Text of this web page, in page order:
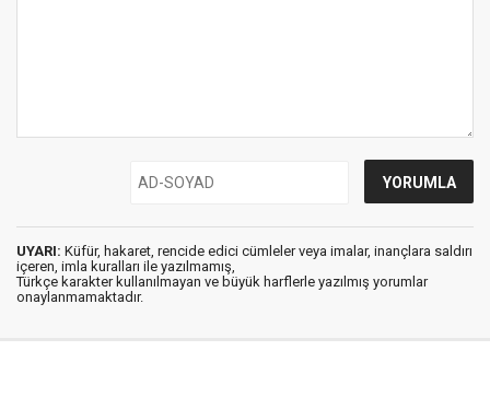
UYARI: Küfür, hakaret, rencide edici cümleler veya imalar, inançlara saldırı
içeren, imla kuralları ile yazılmamış,
Türkçe karakter kullanılmayan ve büyük harflerle yazılmış yorumlar
onaylanmamaktadır.